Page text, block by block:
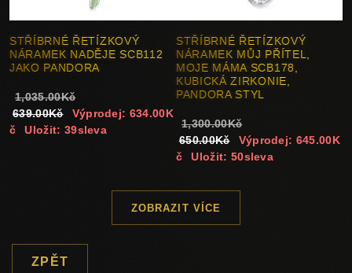
STŘÍBRNÉ ŘETÍZKOVÝ
NÁRAMEK NADĚJE SCB112
JAKO PANDORA
1,035.00Kč
639.00Kč
Výprodej: 634.00K
č
Uložit: 39sleva
STŘÍBRNÉ ŘETÍZKOVÝ
NÁRAMEK MŮJ PŘÍTEL,
MOJE MÁMA SCB178,
KUBICKÁ ZIRKONIE,
PANDORA STYL
1,300.00Kč
650.00Kč
Výprodej: 645.00K
č
Uložit: 50sleva
ZOBRAZIT VÍCE
ZPĚT